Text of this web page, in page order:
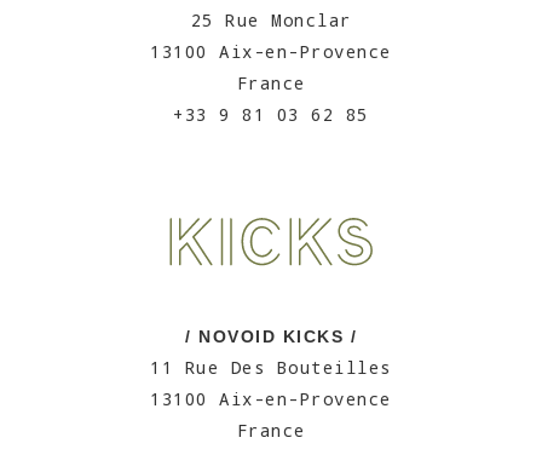
25 Rue Monclar
13100 Aix-en-Provence
France
+33 9 81 03 62 85
/ NOVOID KICKS /
11 Rue Des Bouteilles
13100 Aix-en-Provence
France